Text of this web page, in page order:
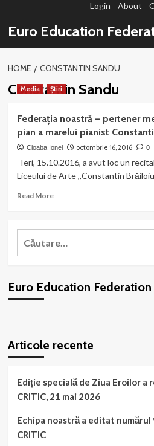
conținut
Login About
Euro Education
HOME CONSTANTIN SANDU
Constantin Sandu
Media Știri
Federația noastră – pertener
pian a marelui pianist
Cioaba Ionel octombrie 16, 2016 0
Ieri, 15.10.2016, a avut loc un
Liceului de Arte ,,Constantin
Read MoreRead
Federația
noastră
la
a
Constantin
la
Jiu
Caută
Euro Education Federation
Articole recente
Ediție specială de Ziua Eroilor a
CRITIC, 21 mai 2026
Echipa noastră a editat
CRITIC